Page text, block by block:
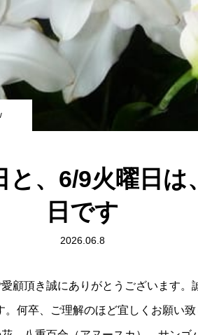
と、6/9火曜日は
日です
2026.06.8
顧頂き誠にありがとうございます。
何卒、ご理解のほど宜しくお願い